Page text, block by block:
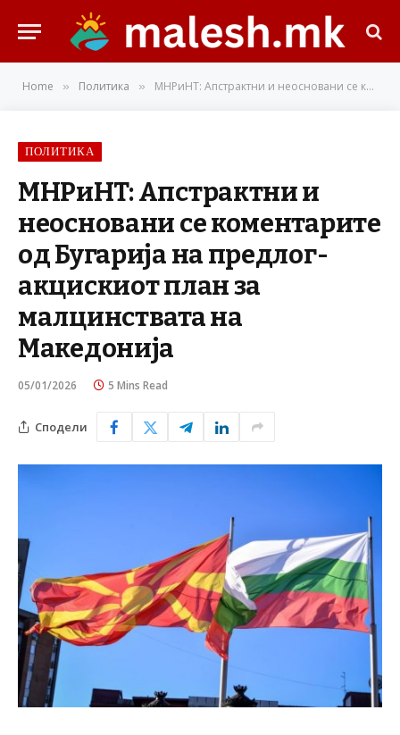
Home » Политика » МНРиНТ: Апстрактни и неосновани се коментарите од Бугарија на предлог-акцискиот план за малцинствата на Македонија
ПОЛИТИКА
МНРиНТ: Апстрактни и
неосновани се коментарите
од Бугарија на предлог-
акцискиот план за
малцинствата на
Македонија
05/01/2026 5 Mins Read
Сподели